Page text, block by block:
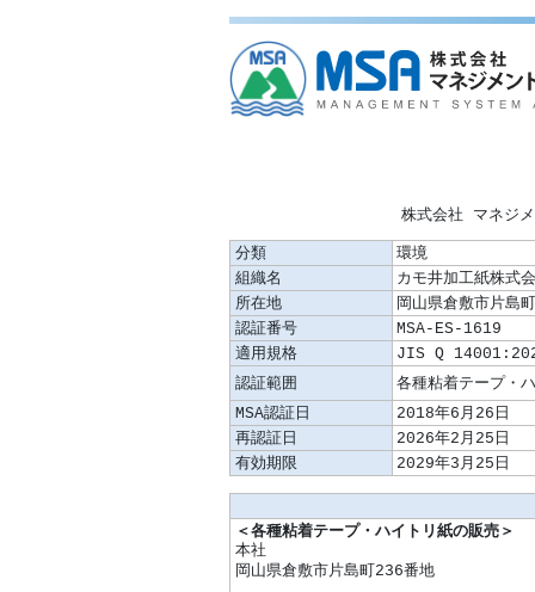
株式会社 マネジ
分類
環境
組織名
カモ井加工紙株式
所在地
岡山県倉敷市片島
認証番号
MSA-ES-1619
適用規格
JIS Q
認証範囲
MSA認証日
2018年6月26日
再認証日
2026年2月25日
有効期限
2029年3月25日
＜各種粘着テープ・ハイトリ紙の販売＞
本社
岡山県倉敷市片島町236番地